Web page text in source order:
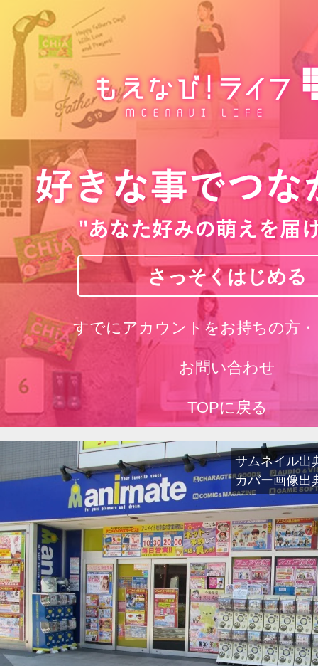
さっそくはじめる
すでにアカウントをお持ちの方
お問い合わせ
TOPに戻る
サムネイル出
カバー画像出